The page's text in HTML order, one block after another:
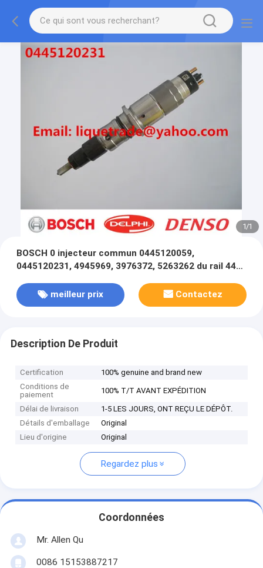
1/1
BOSCH 0 injecteur commun 0445120059,
0445120231, 4945969, 3976372, 5263262 du rail 445
meilleur prix
Contactez
Description De Produit
Certification
100% genuine and brand new
Conditions de
paiement
100% T/T AVANT EXPÉDITION
Délai de livraison
1-5 LES JOURS, ONT REÇU LE DÉPÔT.
Détails d'emballage
Original
Lieu d'origine
Original
Regardez plus
Coordonnées
Mr. Allen Qu
0086 15153887217